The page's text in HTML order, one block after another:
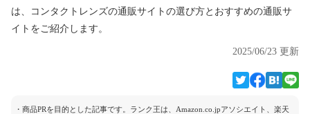
は、コンタクトレンズの通販サイトの選び方とおすすめの通販サ
イトをご紹介します。
2025/06/23 更新
・商品PRを目的とした記事です。ランク王は、Amazon.co.jpアソシエイト、楽天